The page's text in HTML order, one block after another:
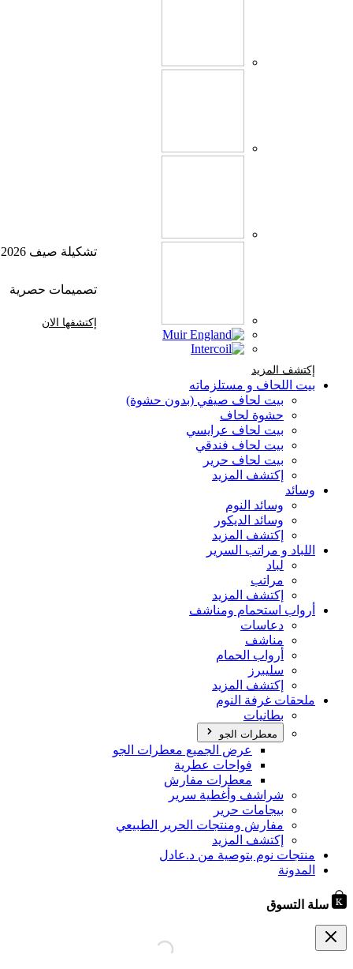
إكتشف المزيد
تشكيلة صيف 2026
تصميمات حصرية
إكتشفها الان
بيت اللحاف و مستلزماته
بيت لحاف صيفي (بدون حشوة)
حشوة لحاف
بيت لحاف عرايسي
بيت لحاف فندقي
بيت لحاف حرير
إكتشف المزيد
وسائد
وسائد النوم
وسائد الديكور
إكتشف المزيد
اللباد و مراتب السرير
لباد
مراتب
إكتشف المزيد
أرواب استحمام ومناشف
دعاسات
مناشف
أرواب الحمام
سليبرز
إكتشف المزيد
ملحقات غرفة النوم
بطانيات
معطرات الجو
عرض الجميع معطرات الجو
فواحات عطرية
معطرات مفارش
شراشف وأغطية سرير
بيجامات حرير
مفارش ومنتجات الحرير الطبيعي
إكتشف المزيد
منتجات نوم بتوصية من د.عادل
المدونة
سلة التسوق